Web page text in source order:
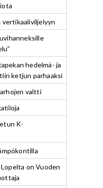
vertikaaliviljelyyn
hedelmä- ja
ketjun parhaaksi
valtti
K-
on Vuoden